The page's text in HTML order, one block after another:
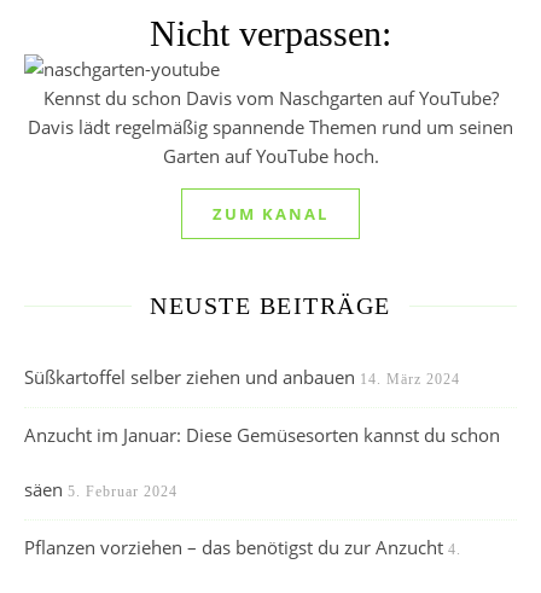
Nicht verpassen:
Kennst du schon Davis vom Naschgarten auf YouTube?
Davis lädt regelmäßig spannende Themen rund um seinen
Garten auf YouTube hoch.
ZUM KANAL
NEUSTE BEITRÄGE
Süßkartoffel selber ziehen und anbauen 14. März 2024
Anzucht im Januar: Diese Gemüsesorten kannst du schon
säen 5. Februar 2024
Pflanzen vorziehen – das benötigst du zur Anzucht 4.